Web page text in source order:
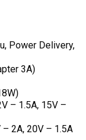
Power Delivery,
3A)
– 1.5A, 15V –
– 2A, 20V – 1.5A